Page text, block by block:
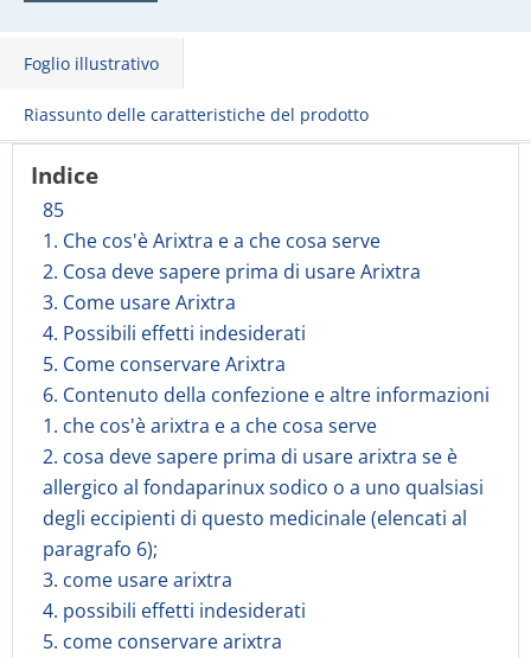
Foglio illustrativo
Riassunto delle caratteristiche del prodotto
Indice
85
1. Che cos'è Arixtra e a che cosa serve
2. Cosa deve sapere prima di usare Arixtra
3. Come usare Arixtra
4. Possibili effetti indesiderati
5. Come conservare Arixtra
6. Contenuto della confezione e altre informazioni
1. che cos'è arixtra e a che cosa serve
2. cosa deve sapere prima di usare arixtra se è
allergico al fondaparinux sodico o a uno qualsiasi
degli eccipienti di questo medicinale (elencati al
paragrafo 6);
3. come usare arixtra
4. possibili effetti indesiderati
5. come conservare arixtra